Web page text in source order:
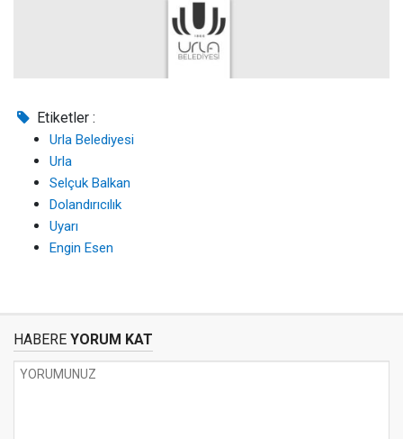
Etiketler :
Urla Belediyesi
Urla
Selçuk Balkan
Dolandırıcılık
Uyarı
Engin Esen
HABERE YORUM KAT